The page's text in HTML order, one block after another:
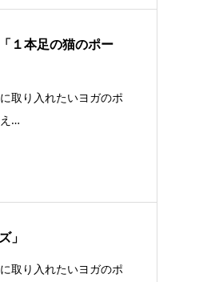
１本足の猫のポー
取り入れたいヨガのポ
…
」
取り入れたいヨガのポ